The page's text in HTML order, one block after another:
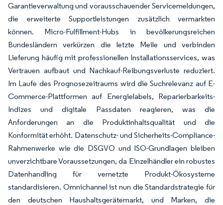
Garantieverwaltung und vorausschauender Servicemeldungen,
die erweiterte Supportleistungen zusätzlich vermarkten
können. Micro-Fulfillment-Hubs in bevölkerungsreichen
Bundesländern verkürzen die letzte Meile und verbinden
Lieferung häufig mit professionellen Installationsservices, was
Vertrauen aufbaut und Nachkauf-Reibungsverluste reduziert.
Im Laufe des Prognosezeitraums wird die Suchrelevanz auf E-
Commerce-Plattformen auf Energielabels, Reparierbarkeits-
Indizes und digitale Passdaten reagieren, was die
Anforderungen an die Produktinhaltsqualität und die
Konformität erhöht. Datenschutz- und Sicherheits-Compliance-
Rahmenwerke wie die DSGVO und ISO-Grundlagen bleiben
unverzichtbare Voraussetzungen, da Einzelhändler ein robustes
Datenhandling für vernetzte Produkt-Ökosysteme
standardisieren. Omnichannel ist nun die Standardstrategie für
den deutschen Haushaltsgerätemarkt, und Marken, die